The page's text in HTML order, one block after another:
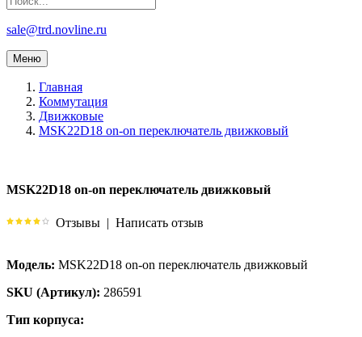
sale@trd.novline.ru
Меню
Главная
Коммутация
Движковые
MSK22D18 on-on переключатель движковый
MSK22D18 on-on переключатель движковый
Отзывы | Написать отзыв
Модель: MSK22D18 on-on переключатель движковый
SKU (Артикул): 286591
Тип корпуса: